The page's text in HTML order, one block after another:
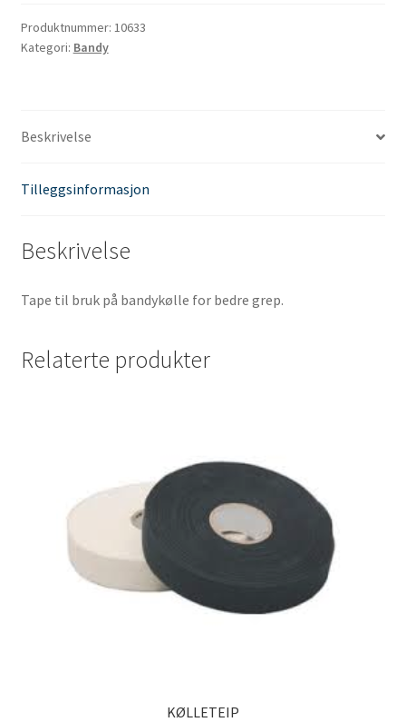
Produktnummer: 10633
Kategori: Bandy
Beskrivelse
Tilleggsinformasjon
Beskrivelse
Tape til bruk på bandykølle for bedre grep.
Relaterte produkter
KØLLETEIP